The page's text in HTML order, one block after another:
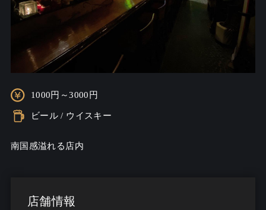
1000円～3000円
ビール / ウイスキー
南国感溢れる店内
店舗情報